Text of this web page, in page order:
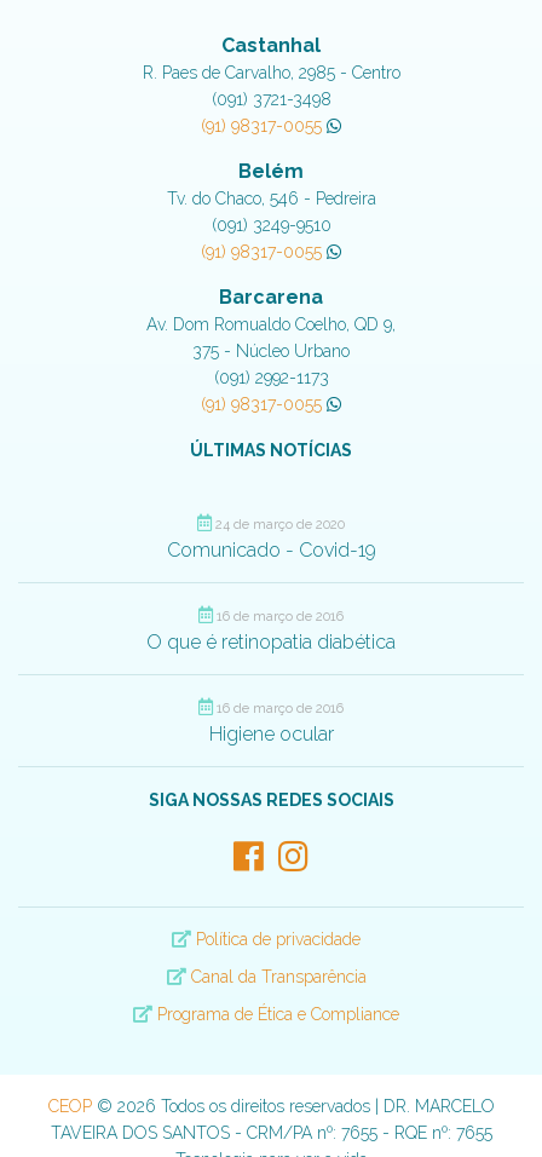
Castanhal
R. Paes de Carvalho, 2985 - Centro
(091) 3721-3498
(91) 98317-0055
Belém
Tv. do Chaco, 546 - Pedreira
(091) 3249-9510
(91) 98317-0055
Barcarena
Av. Dom Romualdo Coelho, QD 9,
375 - Núcleo Urbano
(091) 2992-1173
(91) 98317-0055
ÚLTIMAS NOTÍCIAS
24 de março de 2020
Comunicado - Covid-19
16 de março de 2016
O que é retinopatia diabética
16 de março de 2016
Higiene ocular
SIGA NOSSAS REDES SOCIAIS
Política de privacidade
Canal da Transparência
Programa de Ética e Compliance
CEOP© 2026 Todos os direitos reservados | DR. MARCELO
TAVEIRA DOS SANTOS - CRM/PA nº: 7655 - RQE nº: 7655